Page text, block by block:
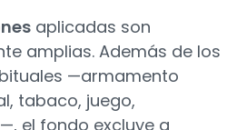
aplicadas son
amplias. Además de los
—armamento
tabaco, juego,
el fondo excluye a